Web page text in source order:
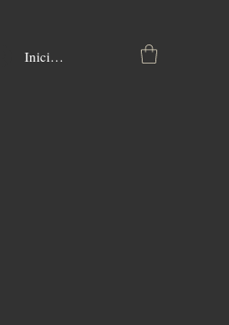
Iniciar sesión